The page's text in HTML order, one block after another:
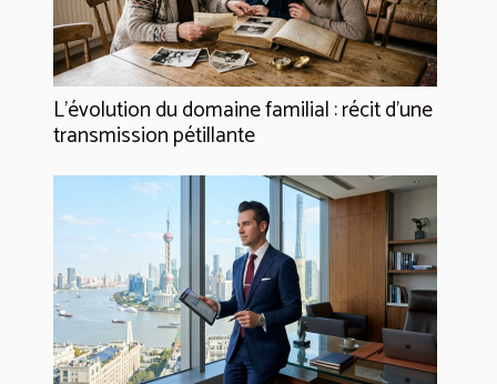
L’évolution du domaine familial : récit d’une
transmission pétillante